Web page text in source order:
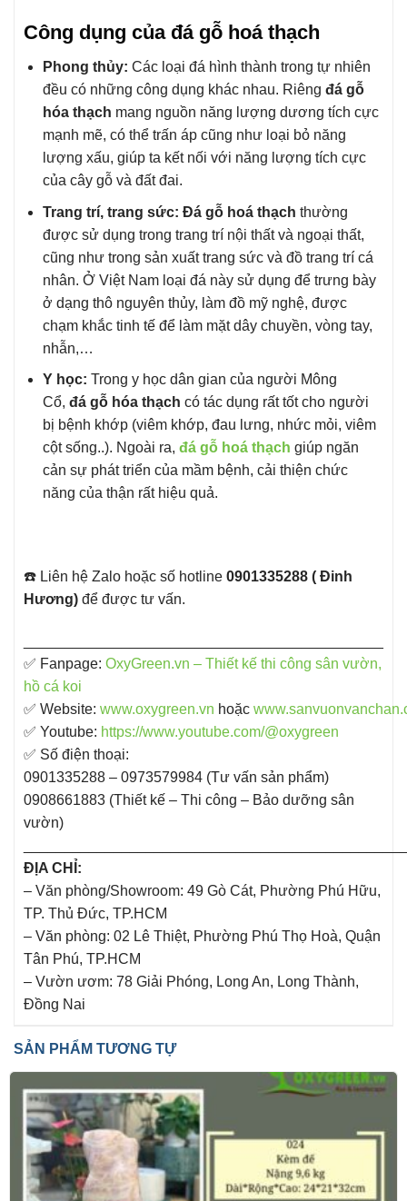
Công dụng của đá gỗ hoá thạch
Phong thủy: Các loại đá hình thành trong tự nhiên
đều có những công dụng khác nhau. Riêng đá gỗ
hóa thạch mang nguồn năng lượng dương tích cực
mạnh mẽ, có thể trấn áp cũng như loại bỏ năng
lượng xấu, giúp ta kết nối với năng lượng tích cực
của cây gỗ và đất đai.
Trang trí, trang sức: Đá gỗ hoá thạch thường
được sử dụng trong trang trí nội thất và ngoại thất,
cũng như trong sản xuất trang sức và đồ trang trí cá
nhân. Ở Việt Nam loại đá này sử dụng để trưng bày
ở dạng thô nguyên thủy, làm đồ mỹ nghệ, được
chạm khắc tinh tế để làm mặt dây chuyền, vòng tay,
nhẫn,…
Y học: Trong y học dân gian của người Mông
Cổ, đá gỗ hóa thạch có tác dụng rất tốt cho người
bị bệnh khớp (viêm khớp, đau lưng, nhức mỏi, viêm
cột sống..). Ngoài ra, đá gỗ hoá thạch giúp ngăn
cản sự phát triển của mầm bệnh, cải thiện chức
năng của thận rất hiệu quả.
☎️ Liên hệ Zalo hoặc số hotline 0901335288 ( Đinh
Hương) để được tư vấn.
✅ Fanpage: ​ OxyGreen.vn – Thiết kế thi công sân vườn,
hồ cá koi
✅ Website: www.oxygreen.vn hoặc
✅ Youtube: https://www.youtube.com/@oxygreen
✅ Số điện thoại:
0901335288 – 0973579984 (Tư vấn sản phẩm)
0908661883 (Thiết kế – Thi công – Bảo dưỡng sân
vườn)
ĐỊA CHỈ:
– Văn phòng/Showroom: 49 Gò Cát, Phường Phú Hữu,
TP. Thủ Đức, TP.HCM
– Văn phòng: 02 Lê Thiệt, Phường Phú Thọ Hoà, Quận
Tân Phú, TP.HCM
– Vườn ươm: 78 Giải Phóng, Long An, Long Thành,
Đồng Nai
SẢN PHẨM TƯƠNG TỰ